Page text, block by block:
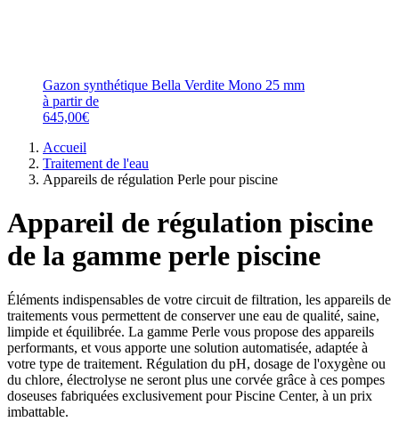
Gazon synthétique Bella Verdite Mono 25 mm
à partir de
645,00€
Accueil
Traitement de l'eau
Appareils de régulation Perle pour piscine
Appareil de régulation piscine
de la gamme perle piscine
Éléments indispensables de votre circuit de filtration, les appareils de
traitements vous permettent de conserver une eau de qualité, saine,
limpide et équilibrée. La gamme Perle vous propose des appareils
performants, et vous apporte une solution automatisée, adaptée à
votre type de traitement. Régulation du pH, dosage de l'oxygène ou
du chlore, électrolyse ne seront plus une corvée grâce à ces pompes
doseuses fabriquées exclusivement pour Piscine Center, à un prix
imbattable.